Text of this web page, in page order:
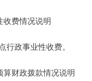
费情况说明
政事业性收费。
财政拨款情况说明